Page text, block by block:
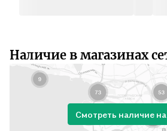
Наличие в магазинах
Смотреть наличие